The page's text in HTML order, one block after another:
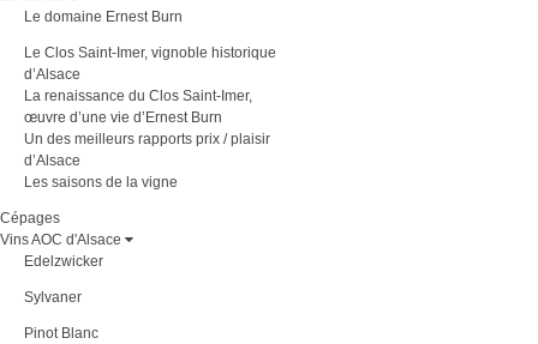
Le domaine Ernest Burn
Le Clos Saint-Imer, vignoble historique
d’Alsace
La renaissance du Clos Saint-Imer,
œuvre d’une vie d’Ernest Burn
Un des meilleurs rapports prix / plaisir
d’Alsace
Les saisons de la vigne
Cépages
Vins AOC d'Alsace
Edelzwicker
Sylvaner
Pinot Blanc